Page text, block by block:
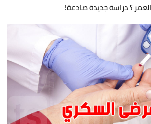
؟ دراسة جديدة صادمة!